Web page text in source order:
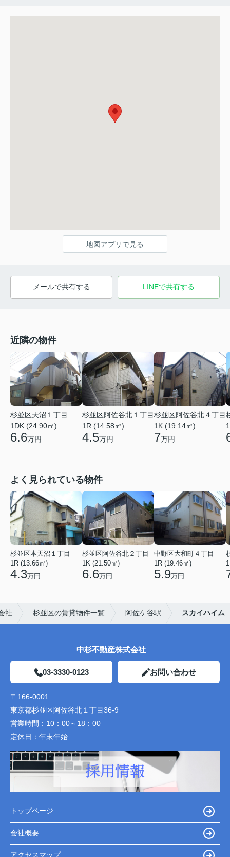
地図アプリで見る
メールで共有する LINEで共有する
近隣の物件
杉並区天沼１丁目
1DK (24.90㎡)
6.6万円
杉並区阿佐谷北１丁目
1R (14.58㎡)
4.5万円
杉並区阿佐谷北４丁目
1K (19.14㎡)
7万円
よく見られている物件
杉並区本天沼１丁目
1R (13.66㎡)
4.3万円
杉並区阿佐谷北２丁目
1K (21.50㎡)
6.6万円
中野区大和町４丁目
1R (19.46㎡)
5.9万円
社 杉並区の賃貸物件一覧 阿佐ケ谷駅 スカイハイム
中杉不動産株式会社
03-3330-0123 お問い合わせ
〒166-0001
東京都杉並区阿佐谷北１丁目36-9
営業時間： 10：00～18：00
定休日： 年末年始
トップページ
会社概要
アクセスマップ